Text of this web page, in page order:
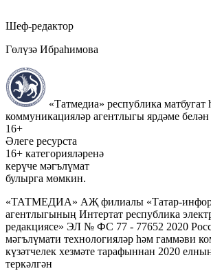
Шеф-редактор
Гөлүзә Ибраһимова
«Татмедиа» республика матбугат
коммуникацияләр агентлыгы ярдәме
16+
Әлеге ресурста
16+ категорияләренә
керүче мәгълүмат
булырга мөмкин.
«ТАТМЕДИА» АҖ филиалы «Татар-
агентлыгының Интертат республика
редакциясе» ЭЛ № ФС 77 - 77652 2020
мәгълүмати технологияләр һәм гаммәви
күзәтчелек хезмәте тарафыннан 2020
теркәлгән